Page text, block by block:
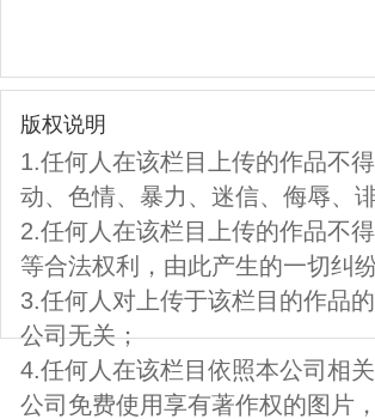
版权说明
1.任何人在该栏目上传的作品不
动、色情、暴力、迷信、侮辱、
2.任何人在该栏目上传的作品不
等合法权利，由此产生的一切纠
3.任何人对上传于该栏目的作品
公司无关；
4.任何人在该栏目依照本公司相
公司免费使用享有著作权的图片